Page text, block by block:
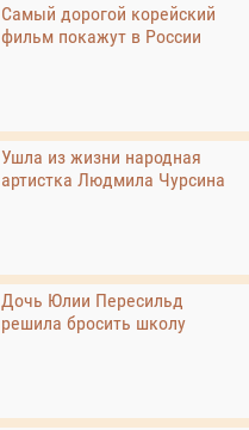
Самый дорогой корейский
фильм покажут в России
Ушла из жизни народная
артистка Людмила Чурсина
Дочь Юлии Пересильд
решила бросить школу